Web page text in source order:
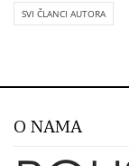
SVI ČLANCI AUTORA
O NAMA